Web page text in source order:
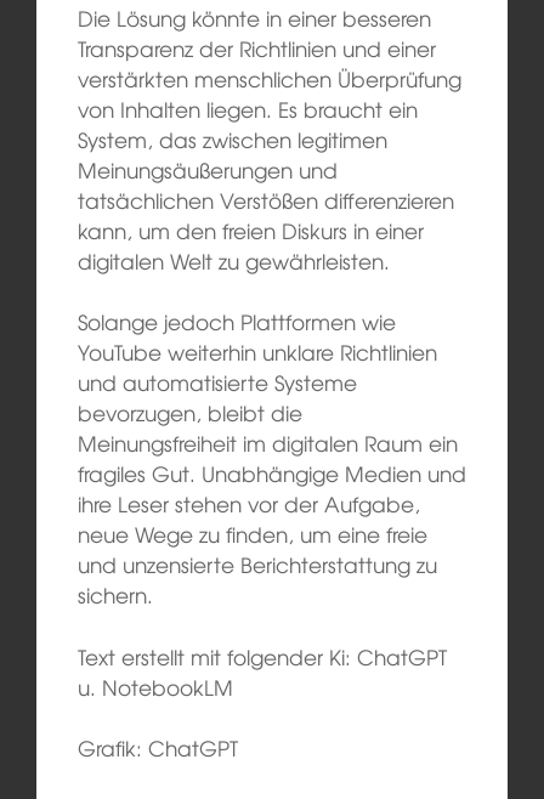
Die Lösung könnte in einer besseren
Transparenz der Richtlinien und einer
verstärkten menschlichen Überprüfung
von Inhalten liegen. Es braucht ein
System, das zwischen legitimen
Meinungsäußerungen und
tatsächlichen Verstößen differenzieren
kann, um den freien Diskurs in einer
digitalen Welt zu gewährleisten.
Solange jedoch Plattformen wie
YouTube weiterhin unklare Richtlinien
und automatisierte Systeme
bevorzugen, bleibt die
Meinungsfreiheit im digitalen Raum ein
fragiles Gut. Unabhängige Medien und
ihre Leser stehen vor der Aufgabe,
neue Wege zu finden, um eine freie
und unzensierte Berichterstattung zu
sichern.
Text erstellt mit folgender Ki: ChatGPT
u. NotebookLM
Grafik: ChatGPT